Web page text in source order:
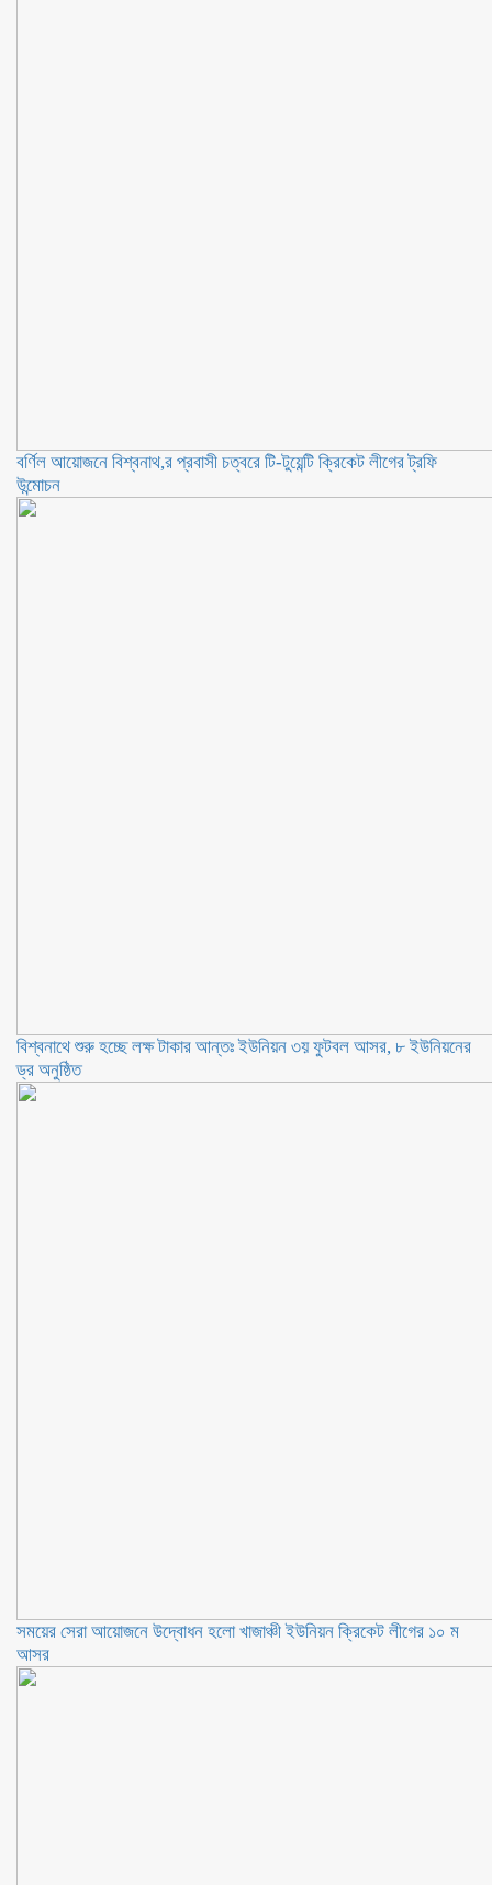
বর্ণিল আয়োজনে বিশ্বনাথ,র প্রবাসী চত্বরে টি-টুয়েন্টি ক্রিকেট লীগের ট্রফি
উন্মোচন
বিশ্বনাথে শুরু হচ্ছে লক্ষ টাকার আন্তঃ ইউনিয়ন ৩য় ফুটবল আসর, ৮ ইউনিয়নের
ড্র অনুষ্ঠিত
সময়ের সেরা আয়োজনে উদ্বোধন হলো খাজাঞ্চী ইউনিয়ন ক্রিকেট লীগের ১০ ম
আসর